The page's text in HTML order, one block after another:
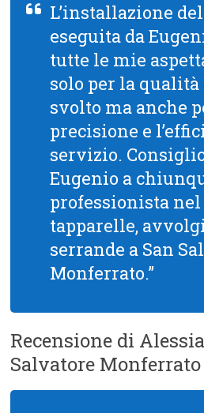
L’installazione
eseguita da
tutte le mie
solo per la
svolto ma anche
precisione e
servizio.
Eugenio a
professionista
tapparelle,
serrande a San
Monferrato.”
Recensione di
Salvatore Monferrato